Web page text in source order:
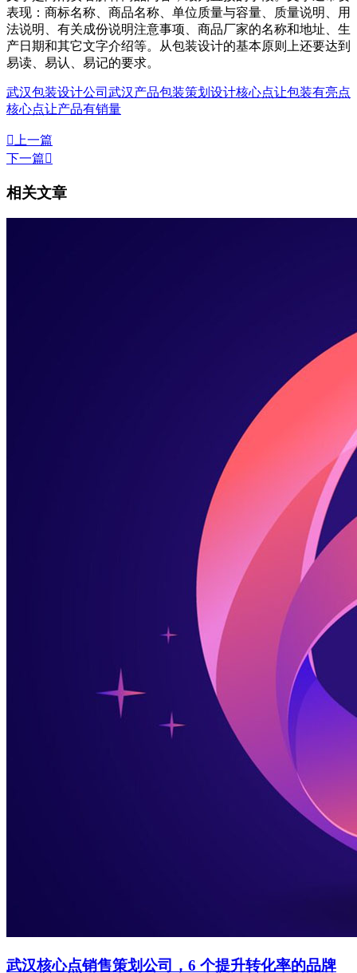
表现：商标名称、商品名称、单位质量与容量、质量说明、用
法说明、有关成份说明注意事项、商品厂家的名称和地址、生
产日期和其它文字介绍等。从包装设计的基本原则上还要达到
易读、易认、易记的要求。
武汉包装设计公司 武汉产品包装策划设计核心点让包装有亮点
核心点让产品有销量
 上一篇
下一篇
相关文章
武汉核心点销售策划公司，6 个提升转化率的品牌